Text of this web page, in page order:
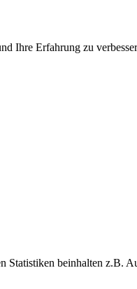
Ihre Erfahrung zu
Statistiken beinhalten z.B.